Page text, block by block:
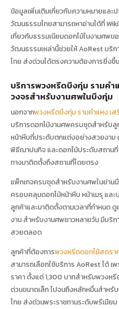
ข้อมูลเพิ่มเติมเกี่ยวกับความหมายและ
วัฒนธรรมไทยสามารถหาอ่านได้ที่
เกี่ยวกับธรรมเนียมดอกไม้ในงานศพข
วัฒนธรรมเหล่านี้ช่วยให้ AoRest บริ
ไทย ส่งด่วนได้ตรงความต้องการยิ่งขึ้น
บริการพวงหรีดบึงกุ่ม รามคำ
วงจรสำหรับงานศพในบึงกุ่ม
นอกจากพวงหรีดบึงกุ่ม รามคำแหง เ
บริการดอกไม้งานศพครบชุดสำหรับ
หน้าหีบที่ประดับตกแต่งอย่างสวยงาม
พิธีฌาปนกิจ และดอกไม้ประดับสถาน
ทางมาติดตั้งถึงสถานที่โดยตรง
แพ็กเกจครบชุดสำหรับงานศพในย่าน
ครอบคลุมดอกไม้หน้าหีบ หน้าเมรุ และ
ลูกค้าและมาติดตั้งตามเวลาที่กำหนด
งาน สำหรับงานศพยาวหลายวัน มีบริ
สวยตลอด
ลูกค้าที่ต้องการพวงหรีดดอกไม้สดรา
สามารถเลือกใช้บริการ AoRest ได้ เ
ราคา ตั้งแต่ 1,300 บาทสำหรับพวงห
ด่วนขนาดเล็ก ไปจนถึงหลักหมื่นสำหรั
ไทย ส่งด่วนพระราชทานระดับพรีเมีย